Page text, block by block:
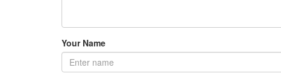
Your Name